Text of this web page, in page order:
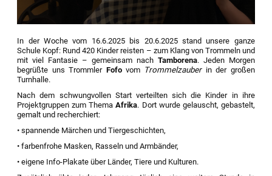
In der Woche vom 16.6.2025 bis 20.6.2025 stand unsere ganze
Schule Kopf: Rund 420 Kinder reisten – zum Klang von Trommeln und
mit viel Fantasie – gemeinsam nach Tamborena. Jeden Morgen
begrüßte uns Trommler Fofovom Trommelzauberin der großen
Turnhalle.
Nach dem schwungvollen Start verteilten sich die Kinder in ihre
Projektgruppen zum ThemaAfrika. Dort wurde gelauscht, gebastelt,
gemalt und recherchiert:
• spannende Märchen und Tiergeschichten,
• farbenfrohe Masken, Rasseln und Armbänder,
• eigene Info-Plakate über Länder, Tiere und Kulturen.